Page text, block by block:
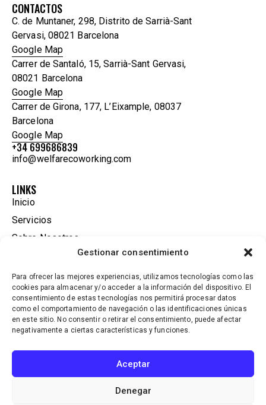
Gestionar consentimiento
Para ofrecer las mejores experiencias, utilizamos tecnologías como las
cookies para almacenar y/o acceder a la información del dispositivo. El
consentimiento de estas tecnologías nos permitirá procesar datos
como el comportamiento de navegación o las identificaciones únicas
en este sitio. No consentir o retirar el consentimiento, puede afectar
negativamente a ciertas características y funciones.
Aceptar
Denegar
CONTACTOS
C. de Muntaner, 298, Distrito de Sarrià-Sant
Gervasi, 08021 Barcelona
Google Map
Carrer de Santaló, 15, Sarrià-Sant Gervasi,
08021 Barcelona
Google Map
Carrer de Girona, 177, L’Eixample, 08037
Barcelona
Google Map
+34 699686839
info@welfarecoworking.com
LINKS
Inicio
Servicios
Sobre Nosotros
Contacto
Políticas de Privacidad
Accesibilidad
SUSCRÍBETE A NUESTRO BOLETÍN.
© 2026. Todos los derechos reservados.